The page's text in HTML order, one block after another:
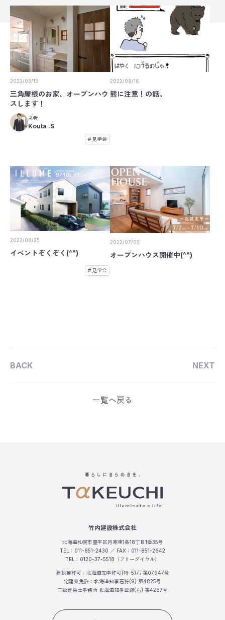
2023/03/13
三角屋根のお家、オープンハウ
スします！
著者
Kouta .S
見学会
2022/09/16
熊に注意！の話。
2022/08/25
イベントぞくぞく(^^)
見学会
2022/07/05
オープンハウス開催中(^^)
BACK
一覧へ戻る
NEXT
竹内建設株式会社
北海道札幌市豊平区月寒東1条18丁目1番35号
TEL：011-851-2430 ／ FAX：011-851-2642
TEL：0120-37-5518（フリーダイヤル）
建設業許可：北海道知事許可(特-5)石 第07947号
宅建業免許：北海道知事石狩(9) 第4825号
二級建築士事務所 北海道知事登録(石) 第4267号